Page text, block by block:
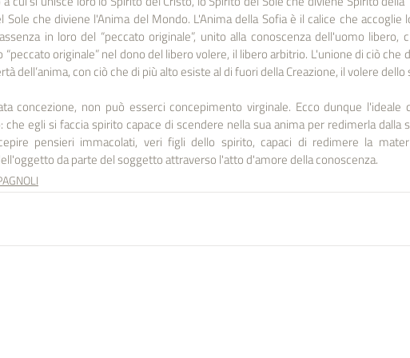
Sole che diviene l'Anima del Mondo. L'Anima della Sofia è il calice che accoglie
in loro del “peccato originale”, unito alla conoscenza dell'uomo
originale” nel dono del libero volere, il libero arbitrio. L'unione di ciò che
dell’anima, con ciò che di più alto esiste al di fuori della Creazione, il volere
concezione, non può esserci concepimento virginale. Ecco dunque
che egli si faccia spirito capace di scendere nella sua anima per redimerla dalla
pensieri immacolati, veri figli dello spirito, capaci di redimere la
da parte del soggetto attraverso l'atto d'amore della conoscenza.